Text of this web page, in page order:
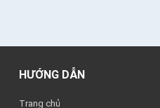
HƯỚNG DẪN
Trang chủ